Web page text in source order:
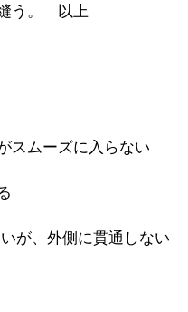
う。 以上
スムーズに入らない
が、外側に貫通しない